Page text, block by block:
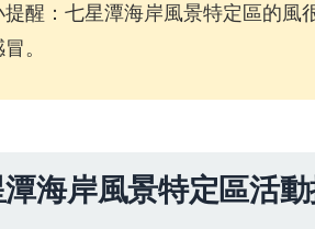
提醒：七星潭海岸風景特定區的風
。
海岸風景特定區活